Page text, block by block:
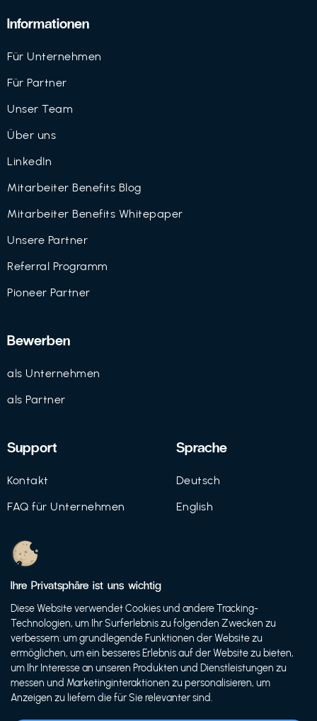
Informationen
Für Unternehmen
Für Partner
Unser Team
Über uns
LinkedIn
Mitarbeiter Benefits Blog
Mitarbeiter Benefits Whitepaper
Unsere Partner
Referral Programm
Pioneer Partner
Bewerben
als Unternehmen
als Partner
Support
Kontakt
FAQ für Unternehmen
Datenschutz
Nutzungsbedingungen
Sprache
Deutsch
English
© 2021 FutureBens GmbH
Ihre Privatsphäre ist uns wichtig
Diese Website verwendet Cookies und andere Tracking-
Technologien, um Ihr Surferlebnis zu folgenden Zwecken zu
verbessern: um grundlegende Funktionen der Website zu
ermöglichen, um ein besseres Erlebnis auf der Website zu bieten,
um Ihr Interesse an unseren Produkten und Dienstleistungen zu
messen und Marketinginteraktionen zu personalisieren, um
Anzeigen zu liefern die für Sie relevanter sind.